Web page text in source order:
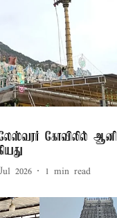
கோவிலில் ஆனி
2026 1 min read